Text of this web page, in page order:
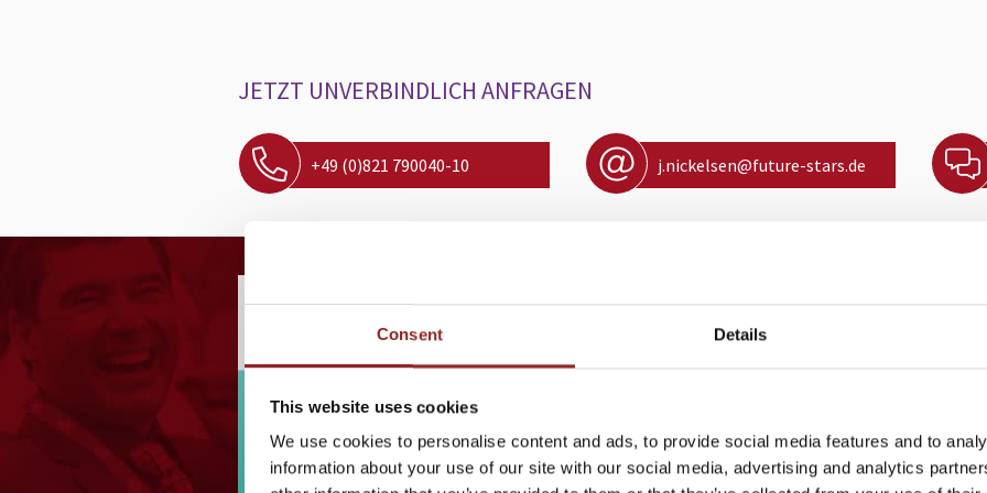
Consent Details
This website uses cookies
We use cookies to personalise content and ads, to provide social media features and to
information about your use of our site with our social media, advertising and analytics
JETZT UNVERBINDLICH ANFRAGEN
+49 (0)821 790040-10 j.nickelsen@future-stars.de
Cookies der Kategorie
Marketing, um Videos
von YouTube anzusehen.
MATTHIAS ZÜHLKE - GET HEAD
EXECUTIVE SEARCH GMBH
“Durch Joachim Nickelsen haben sich für
mich Rollen-Konfusion und verschiedene
KERSTIN
"Manchmal
Vortrag hat mich